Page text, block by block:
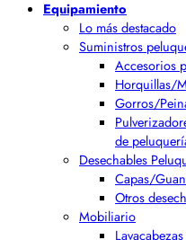
Equipamiento
Lo más destacado
Suministros
Accesorios
Horquillas/
Gorros/
de
Desechables
Capas/
Otros
Mobiliario